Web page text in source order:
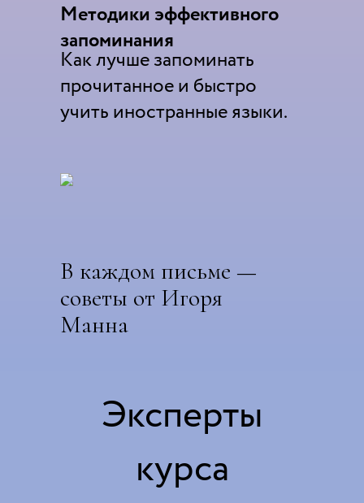
Методики эффективного
запоминания
В каждом письме —
советы от Игоря
Манна
Как лучше запоминать
прочитанное и быстро
учить иностранные языки.
Эксперты
курса